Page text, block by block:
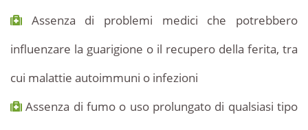
Assenza di problemi medici che potrebbero
influenzare la guarigione o il recupero della ferita, tra
cui malattie autoimmuni o infezioni
Assenza di fumo o uso prolungato di qualsiasi tipo